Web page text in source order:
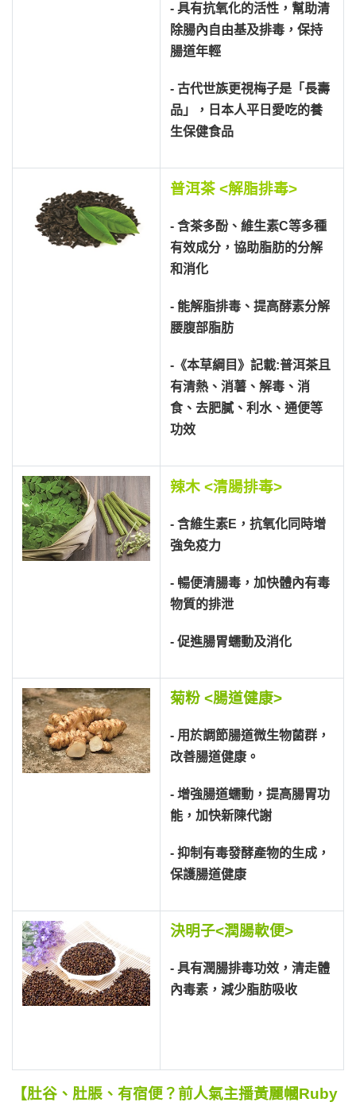
- 具有抗氧化的活性，幫助清
除腸內自由基及排毒，保持
腸道年輕
- 古代世族更視梅子是「長壽
品」，日本人平日愛吃的養
生保健食品
普洱茶 <解脂排毒>
- 含茶多酚、維生素C等多種
有效成分，協助脂肪的分解
和消化
- 能解脂排毒、提高酵素分解
腰腹部脂肪
-《本草綱目》記載:普洱茶且
有清熱、消薯、解毒、消
食、去肥膩、利水、通便等
功效
辣木 <清腸排毒>
- 含維生素E，抗氧化同時增
強免疫力
- 暢便清腸毒，加快體內有毒
物質的排泄
- 促進腸胃蠕動及消化
菊粉 <腸道健康>
- 用於調節腸道微生物菌群，
改善腸道健康。
- 增強腸道蠕動，提高腸胃功
能，加快新陳代謝
- 抑制有毒發酵產物的生成，
保護腸道健康
決明子<潤腸軟便>
- 具有潤腸排毒功效，清走體
內毒素，減少脂肪吸收
【肚谷、肚脹、有宿便？前人氣主播黃麗幗Ruby